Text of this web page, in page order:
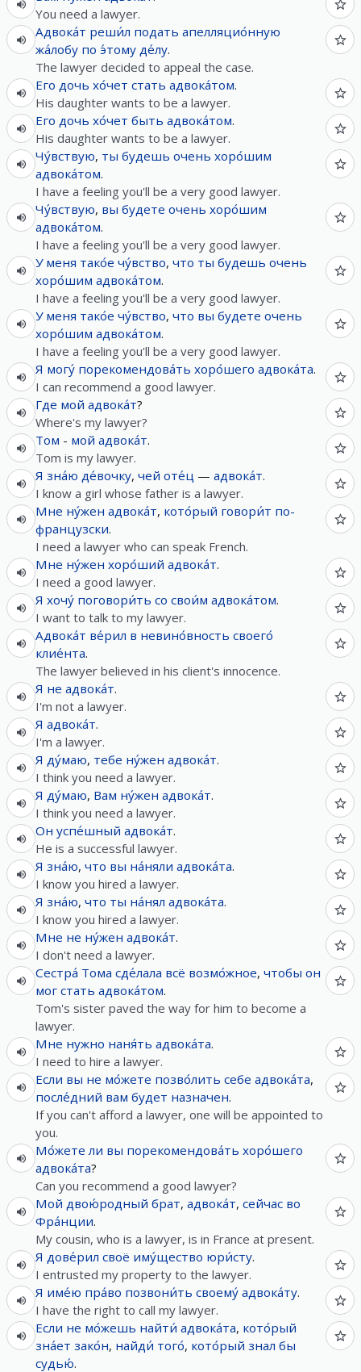
You need a lawyer.
Адвока́т реши́л подать апелляцио́нную
жа́лобу по э́тому де́лу.
The lawyer decided to appeal the case.
Его дочь хо́чет стать адвока́том.
His daughter wants to be a lawyer.
Его дочь хо́чет быть адвока́том.
His daughter wants to be a lawyer.
Чу́вствую, ты будешь очень хоро́шим
адвока́том.
I have a feeling you'll be a very good lawyer.
Чу́вствую, вы будете очень хоро́шим
адвока́том.
I have a feeling you'll be a very good lawyer.
У меня тако́е чу́вство, что ты будешь очень
хоро́шим адвока́том.
I have a feeling you'll be a very good lawyer.
У меня тако́е чу́вство, что вы будете очень
хоро́шим адвока́том.
I have a feeling you'll be a very good lawyer.
Я могу́ порекомендова́ть хоро́шего адвока́та.
I can recommend a good lawyer.
Где мой адвока́т?
Where's my lawyer?
Том - мой адвока́т.
Tom is my lawyer.
Я зна́ю де́вочку, чей оте́ц — адвока́т.
I know a girl whose father is a lawyer.
Мне ну́жен адвока́т, кото́рый говори́т по-
французски.
I need a lawyer who can speak French.
Мне ну́жен хоро́ший адвока́т.
I need a good lawyer.
Я хочу́ поговори́ть со свои́м адвока́том.
I want to talk to my lawyer.
Адвока́т ве́рил в невино́вность своего́
клие́нта.
The lawyer believed in his client's innocence.
Я не адвока́т.
I'm not a lawyer.
Я адвока́т.
I'm a lawyer.
Я ду́маю, тебе ну́жен адвока́т.
I think you need a lawyer.
Я ду́маю, Вам ну́жен адвока́т.
I think you need a lawyer.
Он успе́шный адвока́т.
He is a successful lawyer.
Я зна́ю, что вы на́няли адвока́та.
I know you hired a lawyer.
Я зна́ю, что ты на́нял адвока́та.
I know you hired a lawyer.
Мне не ну́жен адвока́т.
I don't need a lawyer.
Сестра́ Тома сде́лала всё возмо́жное, чтобы он
мог стать адвока́том.
Tom's sister paved the way for him to become a
lawyer.
Мне нужно наня́ть адвока́та.
I need to hire a lawyer.
Если вы не мо́жете позво́лить себе адвока́та,
после́дний вам будет назначен.
If you can't afford a lawyer, one will be appointed to
you.
Мо́жете ли вы порекомендова́ть хоро́шего
адвока́та?
Can you recommend a good lawyer?
Мой двою́родный брат, адвока́т, сейчас во
Фра́нции.
My cousin, who is a lawyer, is in France at present.
Я дове́рил своё иму́щество юри́сту.
I entrusted my property to the lawyer.
Я име́ю пра́во позвони́ть своему́ адвока́ту.
I have the right to call my lawyer.
Если не мо́жешь найти́ адвока́та, кото́рый
зна́ет зако́н, найди́ того́, кото́рый знал бы
судью́.